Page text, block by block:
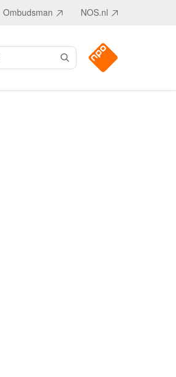
Ombudsman NOS.nl